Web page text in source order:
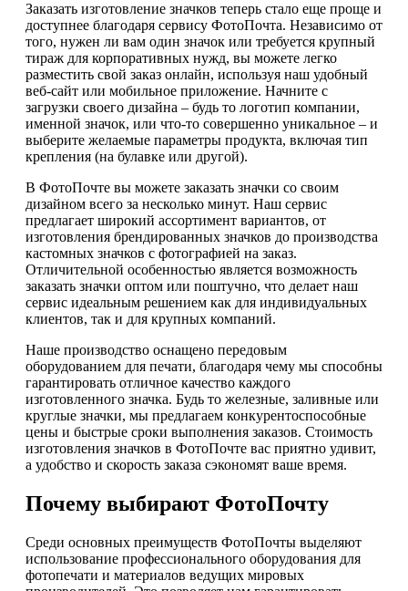
Заказать изготовление значков теперь стало еще проще и
доступнее благодаря сервису ФотоПочта. Независимо от
того, нужен ли вам один значок или требуется крупный
тираж для корпоративных нужд, вы можете легко
разместить свой заказ онлайн, используя наш удобный
веб-сайт или мобильное приложение. Начните с
загрузки своего дизайна – будь то логотип компании,
именной значок, или что-то совершенно уникальное – и
выберите желаемые параметры продукта, включая тип
крепления (на булавке или другой).
В ФотоПочте вы можете заказать значки со своим
дизайном всего за несколько минут. Наш сервис
предлагает широкий ассортимент вариантов, от
изготовления брендированных значков до производства
кастомных значков с фотографией на заказ.
Отличительной особенностью является возможность
заказать значки оптом или поштучно, что делает наш
сервис идеальным решением как для индивидуальных
клиентов, так и для крупных компаний.
Наше производство оснащено передовым
оборудованием для печати, благодаря чему мы способны
гарантировать отличное качество каждого
изготовленного значка. Будь то железные, заливные или
круглые значки, мы предлагаем конкурентоспособные
цены и быстрые сроки выполнения заказов. Стоимость
изготовления значков в ФотоПочте вас приятно удивит,
а удобство и скорость заказа сэкономят ваше время.
Почему выбирают ФотоПочту
Среди основных преимуществ ФотоПочты выделяют
использование профессионального оборудования для
фотопечати и материалов ведущих мировых